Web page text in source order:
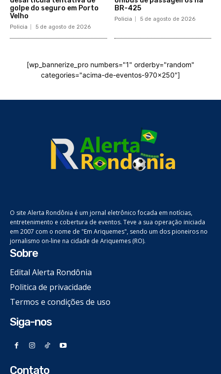
golpe do seguro em Porto
Velho
Policia 5 de agosto de 2026
BR-425
Policia 5 de agosto de 2026
[wp_bannerize_pro numbers="1" orderby="random"
categories="acima-de-eventos-970x250"]
O site Alerta Rondônia é um jornal eletrônico focada em notícias,
entretenimento e cobertura de eventos. Teve a sua operação iniciada
em 2007 com o nome de "Em Ariquemes", sendo um dos pioneiros no
jornalismo on-line na cidade de Ariquemes (RO).
Sobre
Edital Alerta Rondônia
Politica de privacidade
Termos e condições de uso
Siga-nos
Contato